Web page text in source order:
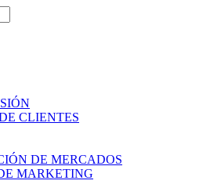
CLIENTES
DE MERCADOS
MARKETING